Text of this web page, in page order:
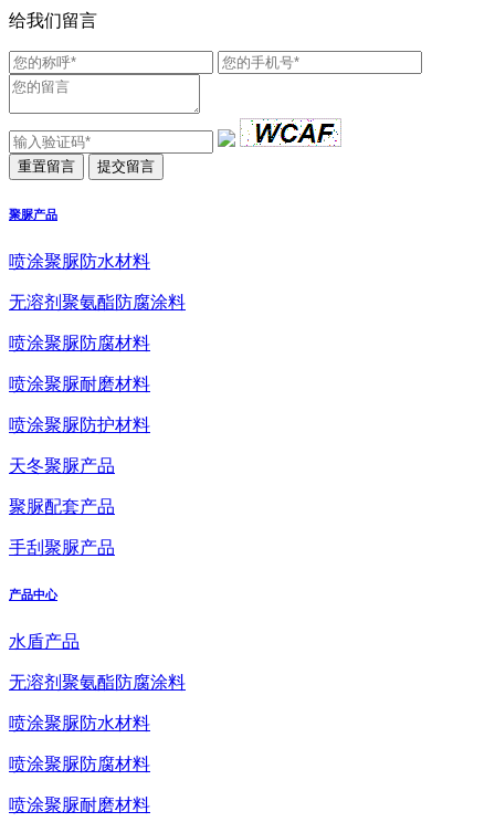
给我们留言
聚脲产品
喷涂聚脲防水材料
无溶剂聚氨酯防腐涂料
喷涂聚脲防腐材料
喷涂聚脲耐磨材料
喷涂聚脲防护材料
天冬聚脲产品
聚脲配套产品
手刮聚脲产品
产品中心
水盾产品
无溶剂聚氨酯防腐涂料
喷涂聚脲防水材料
喷涂聚脲防腐材料
喷涂聚脲耐磨材料